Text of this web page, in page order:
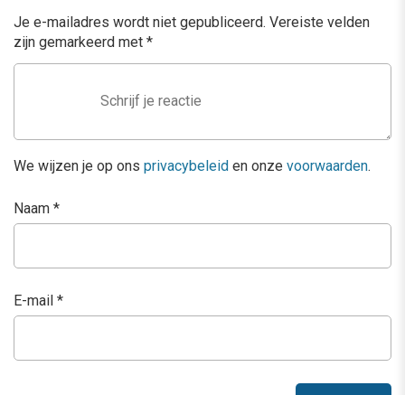
Je e-mailadres wordt niet gepubliceerd. Vereiste velden
zijn gemarkeerd met *
We wijzen je op ons privacybeleid en onze voorwaarden.
Naam *
E-mail *